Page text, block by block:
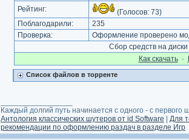
Рейтинг: (Голосов: 73)
Поблагодарили:
235
Проверка:
Оформление проверено
Сбор средств на
Как cкачать·
Список файлов в торренте
Каждый долгий путь начинается с одного - с первого
Антология классических шутеров от id Software
Для
рекомендации по оформлению раздач в разделе Игр